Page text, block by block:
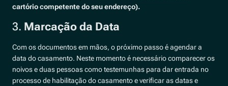
cartório competente do seu endereço).
3. Marcação da Data
Com os documentos em mãos, o próximo passo é agendar a
data do casamento. Neste momento é necessário comparecer os
noivos e duas pessoas como testemunhas para dar entrada no
processo de habilitação do casamento e verificar as datas e